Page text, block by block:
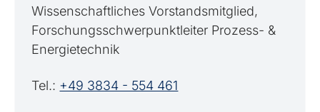
Wissenschaftliches Vorstandsmitglied,
Forschungsschwerpunktleiter Prozess- &
Energietechnik
Tel.: +49 3834 - 554 461